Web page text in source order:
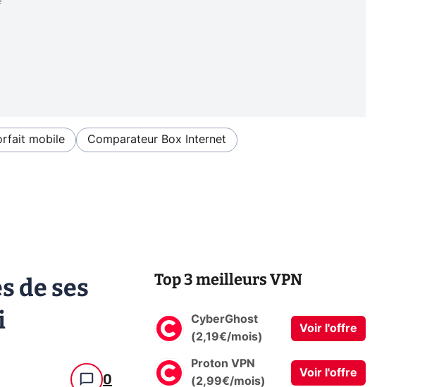
mobile Comparateur Box Internet
de ses
0
Top 3 meilleurs VPN
CyberGhost
(2,19€/mois)
Voir l'offre
Proton VPN
(2,99€/mois)
Voir l'offre